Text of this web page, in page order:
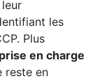
les
Plus
en charge
reste en